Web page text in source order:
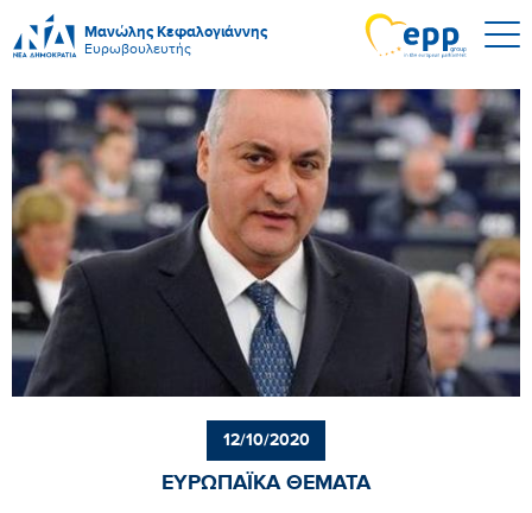
Μανώλης Κεφαλογιάννης
Ευρωβουλευτής
12/10/2020
ΕΥΡΩΠΑΪΚΑ ΘΕΜΑΤΑ